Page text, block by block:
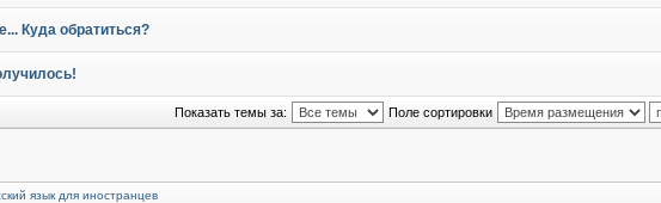
Куда обратиться?
Показать темы за: Поле сортировки
язык для иностранцев